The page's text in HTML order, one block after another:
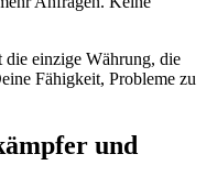
einzige Währung, die
Fähigkeit, Probleme zu
und